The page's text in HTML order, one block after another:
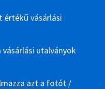
értékű vásárlási
utalványok
azt a fotót /